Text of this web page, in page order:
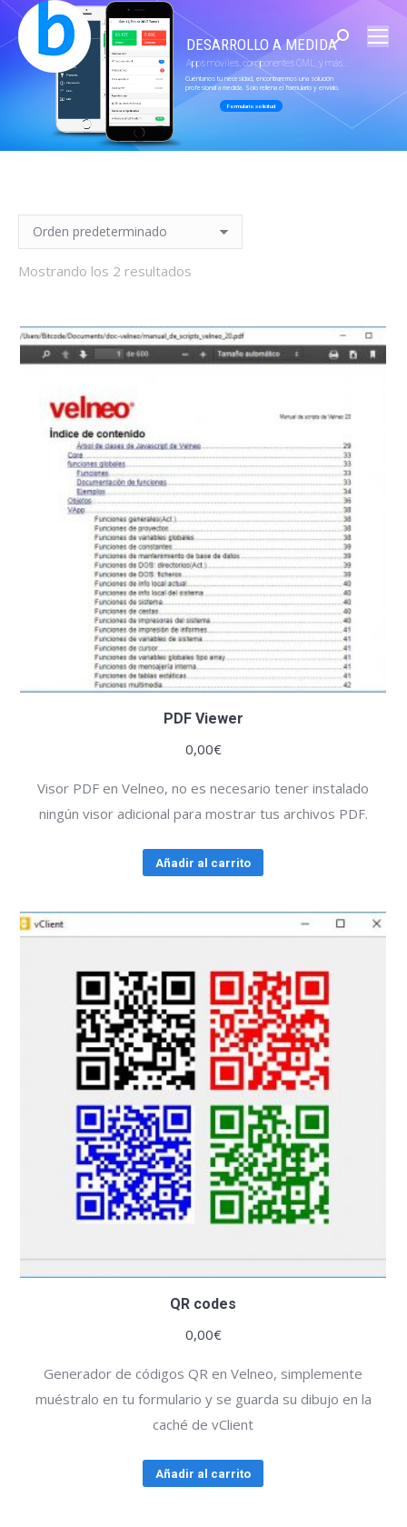
Buscar:
Formulario solicitud
DESARROLLO A MEDIDA
Apps móviles, componentes QML, y más...
Cuéntanos tu necesidad, encontraremos una solución
profesional a medida. Solo rellena el formulario y envíalo.
Mostrando los 2 resultados
PDF Viewer
0,00€
Visor PDF en Velneo, no es necesario tener instalado
ningún visor adicional para mostrar tus archivos PDF.
Añadir al carrito
QR codes
0,00€
Generador de códigos QR en Velneo, simplemente
muéstralo en tu formulario y se guarda su dibujo en la
caché de vClient
Añadir al carrito